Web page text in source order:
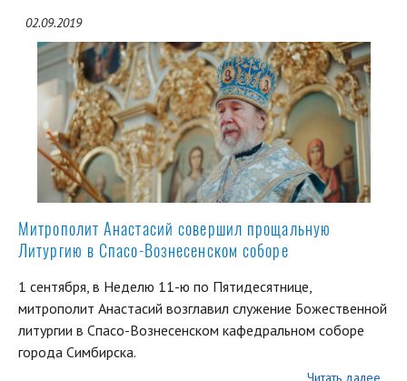
02.09.2019
Митрополит Анастасий совершил прощальную
Литургию в Спасо-Вознесенском соборе
1 сентября, в Неделю 11-ю по Пятидесятнице,
митрополит Анастасий возглавил служение Божественной
литургии в Спасо-Вознесенском кафедральном соборе
города Симбирска.
Читать далее